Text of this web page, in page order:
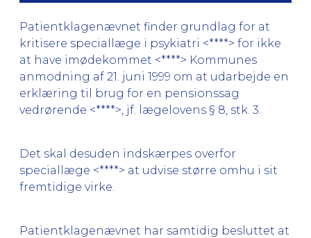
Patientklagenævnet finder grundlag for at
kritisere speciallæge i psykiatri <****> for ikke
at have imødekommet <****> Kommunes
anmodning af 21. juni 1999 om at udarbejde en
erklæring til brug for en pensionssag
vedrørende <****>, jf. lægelovens § 8, stk. 3.
Det skal desuden indskærpes overfor
speciallæge <****> at udvise større omhu i sit
fremtidige virke.
Patientklagenævnet har samtidig besluttet at